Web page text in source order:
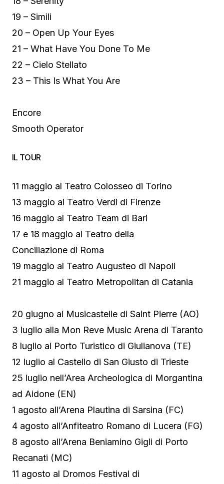
19 – Simili
20 – Open Up Your Eyes
21 – What Have You Done To Me
22 – Cielo Stellato
23 – This Is What You Are
Encore
Smooth Operator
IL TOUR
11 maggio al Teatro Colosseo di Torino
13 maggio al Teatro Verdi di Firenze
16 maggio al Teatro Team di Bari
17 e 18 maggio al Teatro della
Conciliazione di Roma
19 maggio al Teatro Augusteo di Napoli
21 maggio al Teatro Metropolitan di Catania
20 giugno al Musicastelle di Saint Pierre (AO)
3 luglio alla Mon Reve Music Arena di Taranto
8 luglio al Porto Turistico di Giulianova (TE)
12 luglio al Castello di San Giusto di Trieste
25 luglio nell’Area Archeologica di Morgantina
ad Aidone (EN)
1 agosto all’Arena Plautina di Sarsina (FC)
4 agosto all’Anfiteatro Romano di Lucera (FG)
8 agosto all’Arena Beniamino Gigli di Porto
Recanati (MC)
11 agosto al Dromos Festival di